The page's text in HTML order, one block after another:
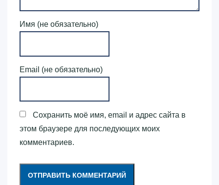
Имя (не обязательно)
Email (не обязательно)
Сохранить моё имя, email и адрес сайта в
этом браузере для последующих моих
комментариев.